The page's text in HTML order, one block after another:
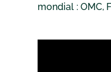
mondial : OMC,